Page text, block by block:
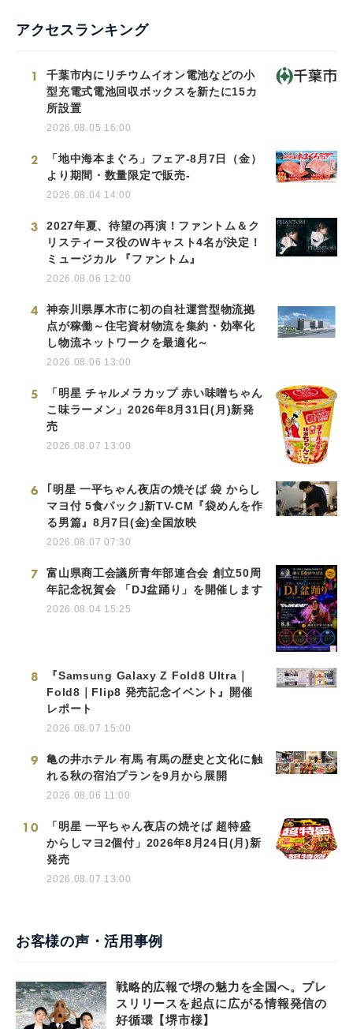
アクセスランキング
1
千葉市内にリチウムイオン電池などの小
型充電式電池回収ボックスを新たに15カ
所設置
2026.08.05 16:00
2
「地中海本まぐろ」フェア-8月7日（金）
より期間・数量限定で販売-
2026.08.04 14:00
3
2027年夏、待望の再演！ファントム＆ク
リスティーヌ役のWキャスト4名が決定！
ミュージカル 『ファントム』
2026.08.06 12:00
4
神奈川県厚木市に初の自社運営型物流拠
点が稼働～住宅資材物流を集約・効率化
し物流ネットワークを最適化～
2026.08.06 13:00
5
「明星 チャルメラカップ 赤い味噌ちゃん
こ味ラーメン」2026年8月31日(月)新発
売
2026.08.07 13:00
6
｢明星 一平ちゃん夜店の焼そば 袋 からし
マヨ付 5食パック｣新TV-CM『袋めんを作
る男篇』8月7日(金)全国放映
2026.08.07 07:30
7
富山県商工会議所青年部連合会 創立50周
年記念祝賀会 「DJ盆踊り」を開催します
2026.08.04 15:25
8
『Samsung Galaxy Z Fold8 Ultra｜
Fold8｜Flip8 発売記念イベント』開催
レポート
2026.08.07 15:00
9
亀の井ホテル 有馬 有馬の歴史と文化に触
れる秋の宿泊プランを9月から展開
2026.08.06 11:00
10
「明星 一平ちゃん夜店の焼そば 超特盛
からしマヨ2個付」2026年8月24日(月)新
発売
2026.08.07 13:00
お客様の声・活用事例
戦略的広報で堺の魅力を全国へ。プレ
スリリースを起点に広がる情報発信の
好循環【堺市様】